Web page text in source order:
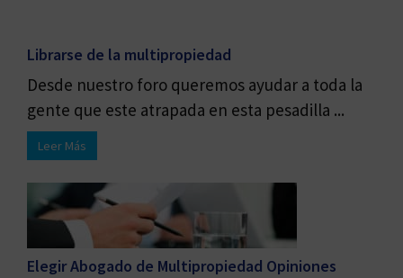
Librarse de la multipropiedad
Desde nuestro foro queremos ayudar a toda la
gente que este atrapada en esta pesadilla ...
Leer Más
Elegir Abogado de Multipropiedad Opiniones